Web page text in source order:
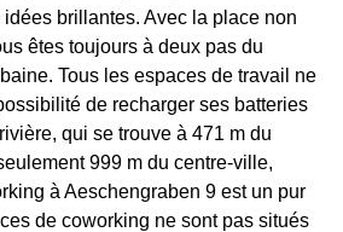
brillantes. Avec la place non
êtes toujours à deux pas du
Tous les espaces de travail ne
de recharger ses batteries
qui se trouve à 471 m du
999 m du centre-ville,
à Aeschengraben 9 est un pur
de coworking ne sont pas situés